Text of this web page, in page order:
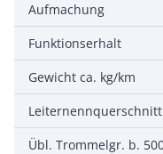
Aufmachung
Funktionserhalt
Gewicht ca. kg/km
Leiternennquerschnitt